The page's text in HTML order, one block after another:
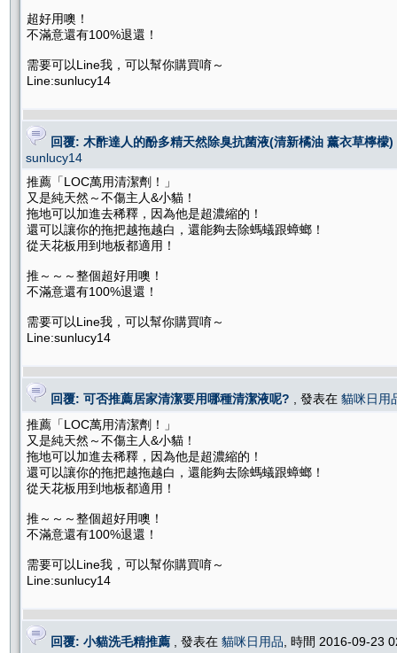
超好用噢！
不滿意還有100%退還！
需要可以Line我，可以幫你購買唷～
Line:sunlucy14
回覆: 木酢達人的酚多精天然除臭抗菌液(清新橘油 薰衣草檸檬
sunlucy14
推薦「LOC萬用清潔劑！」
又是純天然～不傷主人&小貓！
拖地可以加進去稀釋，因為他是超濃縮的！
還可以讓你的拖把越拖越白，還能夠去除螞蟻跟蟑螂！
從天花板用到地板都適用！
推～～～整個超好用噢！
不滿意還有100%退還！
需要可以Line我，可以幫你購買唷～
Line:sunlucy14
回覆: 可否推薦居家清潔要用哪種清潔液呢? , 發表在 貓咪日用
推薦「LOC萬用清潔劑！」
又是純天然～不傷主人&小貓！
拖地可以加進去稀釋，因為他是超濃縮的！
還可以讓你的拖把越拖越白，還能夠去除螞蟻跟蟑螂！
從天花板用到地板都適用！
推～～～整個超好用噢！
不滿意還有100%退還！
需要可以Line我，可以幫你購買唷～
Line:sunlucy14
回覆: 小貓洗毛精推薦 , 發表在 貓咪日用品 , 時間 2016-09-23